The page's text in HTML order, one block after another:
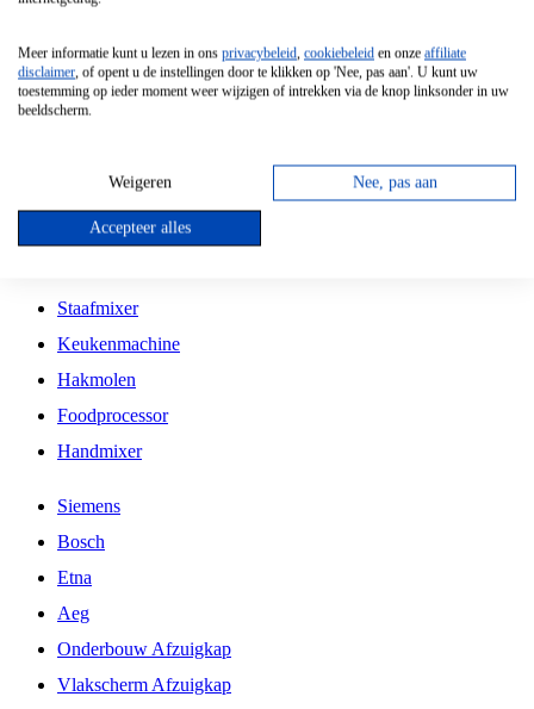
Vrijstaande Magnetron
Vrijstaande Kookplaat
Inbouw Gaskookplaat
Inbouw Keramische Kookplaat
Kookplaat Accessoires
Staafmixer
Keukenmachine
Hakmolen
Foodprocessor
Handmixer
Siemens
Bosch
Etna
Aeg
Onderbouw Afzuigkap
Vlakscherm Afzuigkap
Meer informatie kunt u lezen in ons privacybeleid, cookiebeleid en onze affiliate
disclaimer, of opent u de instellingen door te klikken op 'Nee, pas aan'. U kunt uw
toestemming op ieder moment weer wijzigen of intrekken via de knop linksonder in uw
beeldscherm.
Weigeren Nee, pas aan
Accepteer alles